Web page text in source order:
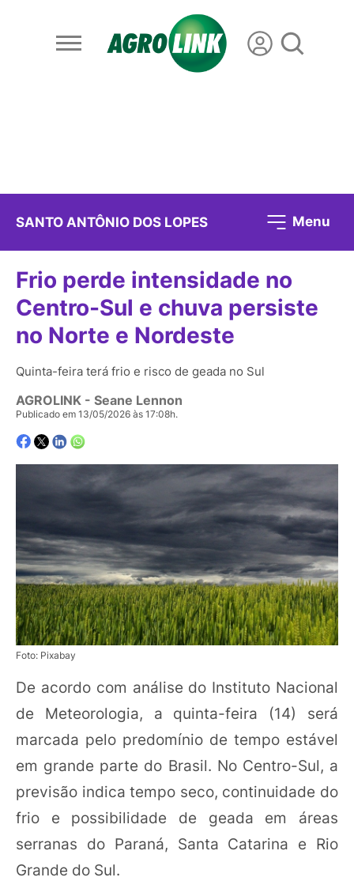
SANTO ANTÔNIO DOS LOPES Menu
Frio perde intensidade no
Centro-Sul e chuva persiste
no Norte e Nordeste
Quinta-feira terá frio e risco de geada no Sul
AGROLINK - Seane Lennon
Publicado em 13/05/2026 às 17:08h.
Foto: Pixabay
De acordo com análise do Instituto Nacional
de Meteorologia, a quinta-feira (14) será
marcada pelo predomínio de tempo estável
em grande parte do Brasil. No Centro-Sul, a
previsão indica tempo seco, continuidade do
frio e possibilidade de geada em áreas
serranas do Paraná, Santa Catarina e Rio
Grande do Sul.